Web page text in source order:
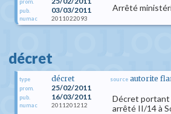
prom.
pub. 03/03/2011
numac 2011022093
Arrêté
décret
type décret
prom. 25/02/2011
pub. 16/03/2011
numac 2011201212
source autorite
Décret portant
arrêté II/14 à